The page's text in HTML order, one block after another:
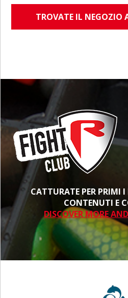
TROVATE IL NEGOZIO
CATTURATE PER PRIMI
CONTENUTI E
DISCOVER MORE